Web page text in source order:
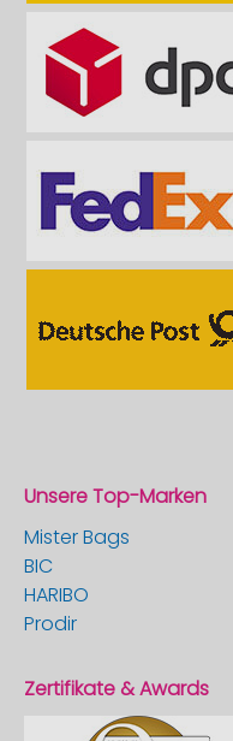
Unsere Top-Marken
Mister Bags
BIC
HARIBO
Prodir
Zertifikate & Awards